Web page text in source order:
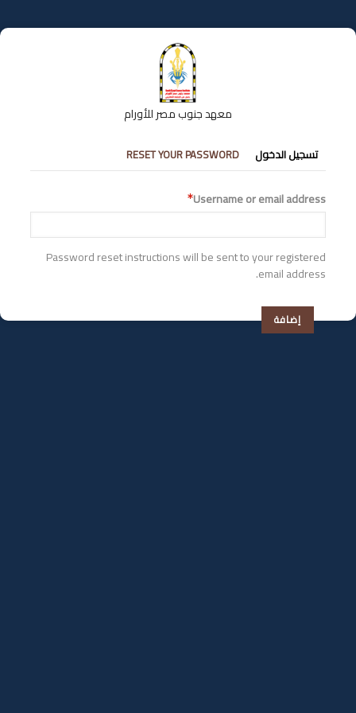
إلى
المحتوى
معهد جنوب مصر للأورام
التبويبات
الأساسية
تسجيل الدخول RESET YOUR PASSWORD
Username or email address
Password reset instructions will be sent to your registered
email address.